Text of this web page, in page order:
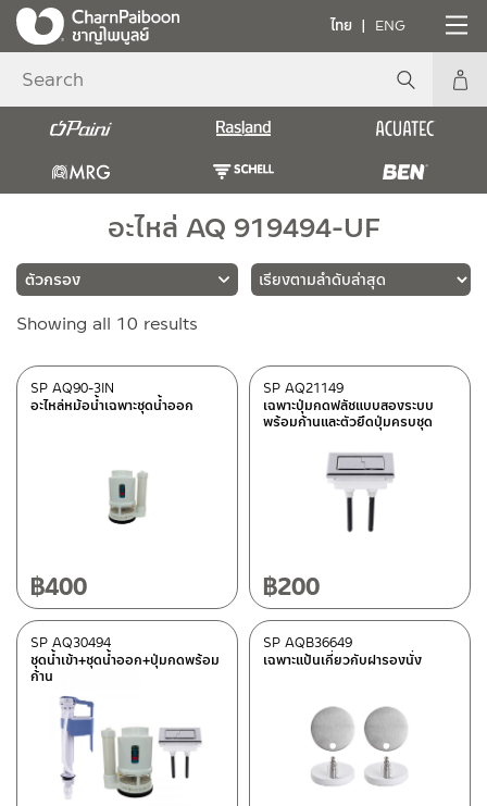
ไทย ENG
อะไหล่ AQ 919494-UF
แบรนด์
RASLAND (10)
อะไหล่กลุ่มสุขภัณฑ์
Rasland-AQ2
มีสต็อกปกติ
Showing all 10 results
latest
อะไหล่หม้อน้ำเฉพาะชุดน้ำออก
SP AQ90-3IN
฿400
เฉพาะปุ่มกดฟลัชแบบสองระบบ
พร้อมก้านและตัวยึดปุ่มครบชุด
SP AQ21149
฿200
ชุดน้ำเข้า+ชุดน้ำออก+ปุ่มกดพร้อม
ก้าน
SP AQ30494
เฉพาะแป้นเกี่ยวกับฝารองนั่ง
SP AQB36649